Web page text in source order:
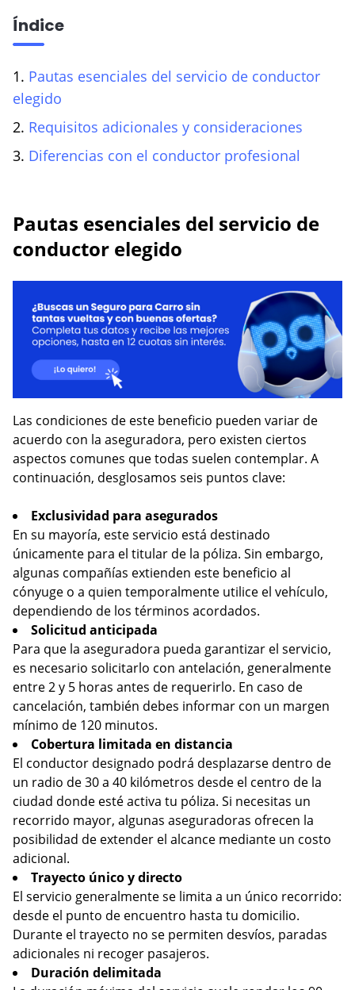
Índice
1. Pautas esenciales del servicio de conductor
elegido
2. Requisitos adicionales y consideraciones
3. Diferencias con el conductor profesional
Pautas esenciales del servicio de
conductor elegido
Las condiciones de este beneficio pueden variar de
acuerdo con la aseguradora, pero existen ciertos
aspectos comunes que todas suelen contemplar. A
continuación, desglosamos seis puntos clave:
Exclusividad para asegurados
En su mayoría, este servicio está destinado
únicamente para el titular de la póliza. Sin embargo,
algunas compañías extienden este beneficio al
cónyuge o a quien temporalmente utilice el vehículo,
dependiendo de los términos acordados.
Solicitud anticipada
Para que la aseguradora pueda garantizar el servicio,
es necesario solicitarlo con antelación, generalmente
entre 2 y 5 horas antes de requerirlo. En caso de
cancelación, también debes informar con un margen
mínimo de 120 minutos.
Cobertura limitada en distancia
El conductor designado podrá desplazarse dentro de
un radio de 30 a 40 kilómetros desde el centro de la
ciudad donde esté activa tu póliza. Si necesitas un
recorrido mayor, algunas aseguradoras ofrecen la
posibilidad de extender el alcance mediante un costo
adicional.
Trayecto único y directo
El servicio generalmente se limita a un único recorrido:
desde el punto de encuentro hasta tu domicilio.
Durante el trayecto no se permiten desvíos, paradas
adicionales ni recoger pasajeros.
Duración delimitada